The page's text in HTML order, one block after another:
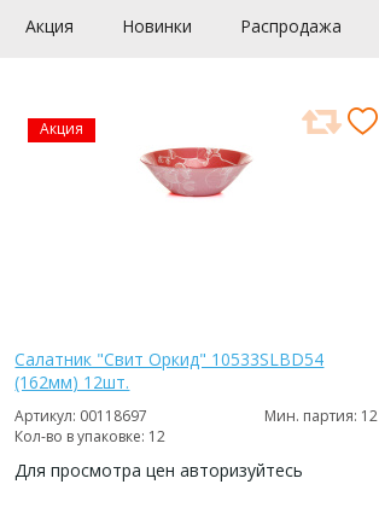
Акция Новинки Распродажа
Акция
Салатник "Свит Оркид" 10533SLBD54
(162мм) 12шт.
Артикул: 00118697
Мин. партия: 12
Кол-во в упаковке: 12
Для просмотра цен авторизуйтесь